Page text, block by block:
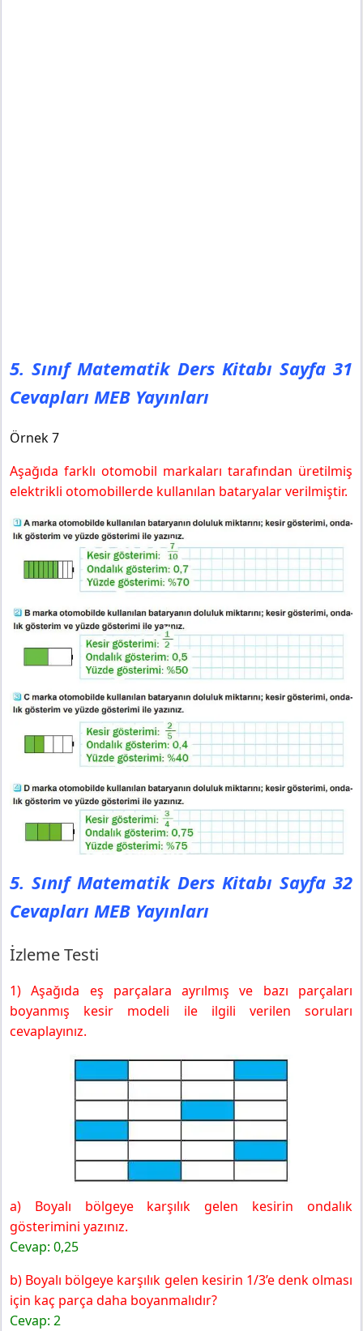
5. Sınıf Matematik Ders Kitabı Sayfa 31
Cevapları MEB Yayınları
Örnek 7
Aşağıda farklı otomobil markaları tarafından üretilmiş
elektrikli otomobillerde kullanılan bataryalar verilmiştir.
5. Sınıf Matematik Ders Kitabı Sayfa 32
Cevapları MEB Yayınları
İzleme Testi
1) Aşağıda eş parçalara ayrılmış ve bazı parçaları
boyanmış kesir modeli ile ilgili verilen soruları
cevaplayınız.
a) Boyalı bölgeye karşılık gelen kesirin ondalık
gösterimini yazınız.
Cevap: 0,25
b) Boyalı bölgeye karşılık gelen kesirin 1/3’e denk olması
için kaç parça daha boyanmalıdır?
Cevap: 2